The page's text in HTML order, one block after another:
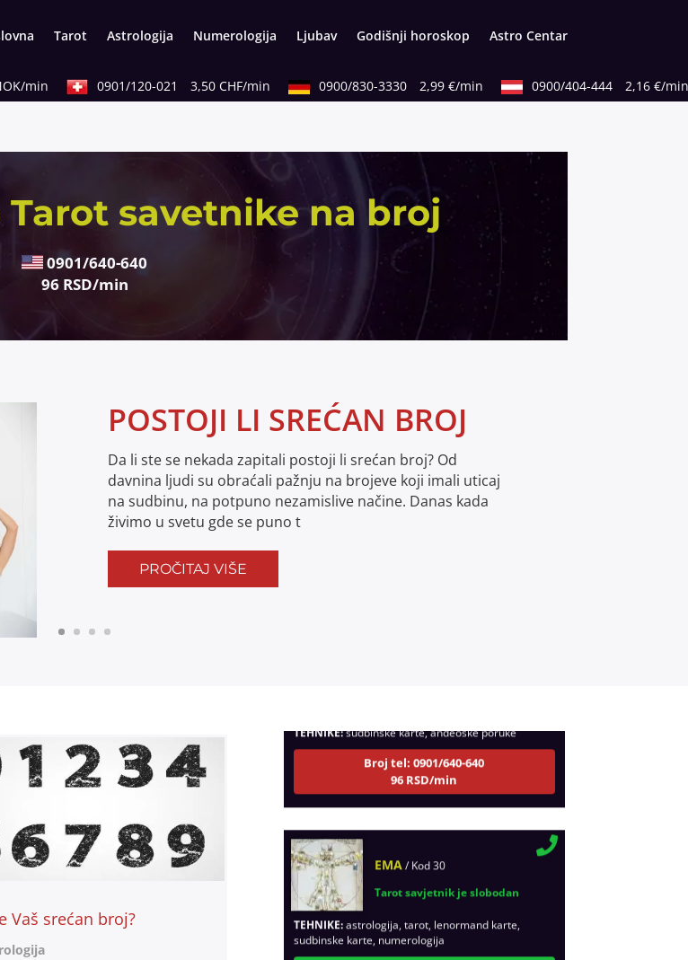
Tarot Astrologija Numerologija Ljubav Godišnji horoskop Astro Centar
min 0901/120-021 3,50 CHF/min 0900/830-3330 2,99 €/min 0900/404-444 2,16 €/min
savetnike na broj
0901/640-640
96 RSD/min
POSTOJI LI SREĆAN BROJ
Da li ste se nekada zapitali postoji li srećan broj? Od
davnina ljudi su obraćali pažnju na brojeve koji imali uticaj
na sudbinu, na potpuno nezamislive načine. Danas kada
živimo u svetu gde se puno t
PROČITAJ VIŠE
Vaš srećan broj?
Broj tel: 0901/640-640
96 RSD/min
Tarot savjetnik je slobodan
TEHNIKE:astrologija, tarot, lenormand karte,
sudbinske karte, numerologija
Broj tel: 0901/640-640